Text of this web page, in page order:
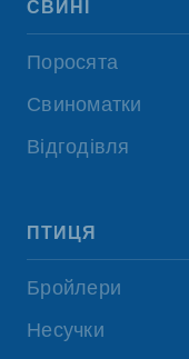
СВИНІ
Поросята
Свиноматки
Відгодівля
ПТИЦЯ
Бройлери
Несучки